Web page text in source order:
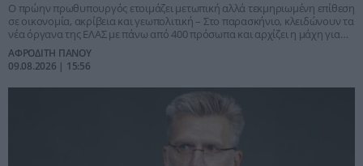
Ο πρώην πρωθυπουργός ετοιμάζει μετωπική αλλά τεκμηριωμένη επίθεση
σε οικονομία, ακρίβεια και γεωπολιτική – Στο παρασκήνιο, κλειδώνουν τα
νέα όργανα της ΕΛΑΣ με πάνω από 400 πρόσωπα και αρχίζει η μάχη για
ψηφοδέλτια, στελέχη και πολιτική ηγεμονία στην αντιπολίτευση
ΑΦΡΟΔΙΤΗ ΠΑΝΟΥ
09.08.2026 | 15:56